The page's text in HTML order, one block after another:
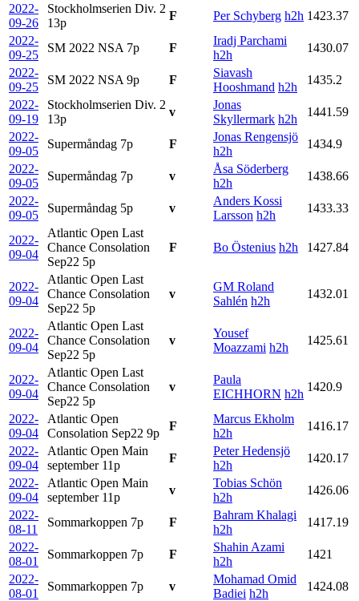
2022-
09-26
Stockholmserien Div. 2
13p
F Per Schyberg h2h 1423.37
2022-
09-25
SM 2022 NSA 7p F
Iradj Parchami
h2h
1430.07
2022-
09-25
SM 2022 NSA 9p F
Siavash
Hooshmand h2h
1435.2
2022-
09-19
Stockholmserien Div. 2
13p
v
Jonas
Skyllermark h2h
1441.59
2022-
09-05
Supermåndag 7p F
Jonas Rengensjö
h2h
1434.9
2022-
09-05
Supermåndag 7p v
Åsa Söderberg
h2h
1438.66
2022-
09-05
Supermåndag 5p v
Anders Kossi
Larsson h2h
1433.33
2022-
09-04
Atlantic Open Last
Chance Consolation
Sep22 5p
F Bo Östenius h2h 1427.84
2022-
09-04
Atlantic Open Last
Chance Consolation
Sep22 5p
v
GM Roland
Sahlén h2h
1432.01
2022-
09-04
Atlantic Open Last
Chance Consolation
Sep22 5p
v
Yousef
Moazzami h2h
1425.61
2022-
09-04
Atlantic Open Last
Chance Consolation
Sep22 5p
v
Paula
EICHHORN h2h
1420.9
2022-
09-04
Atlantic Open
Consolation Sep22 9p
F
Marcus Ekholm
h2h
1416.17
2022-
09-04
Atlantic Open Main
september 11p
F
Peter Hedensjö
h2h
1420.17
2022-
09-04
Atlantic Open Main
september 11p
v
Tobias Schön
h2h
1426.06
2022-
08-11
Sommarkoppen 7p F
Bahram Khalagi
h2h
1417.19
2022-
08-01
Sommarkoppen 7p F
Shahin Azami
h2h
1421
2022-
08-01
Sommarkoppen 7p v
Mohamad Omid
Badiei h2h
1424.08